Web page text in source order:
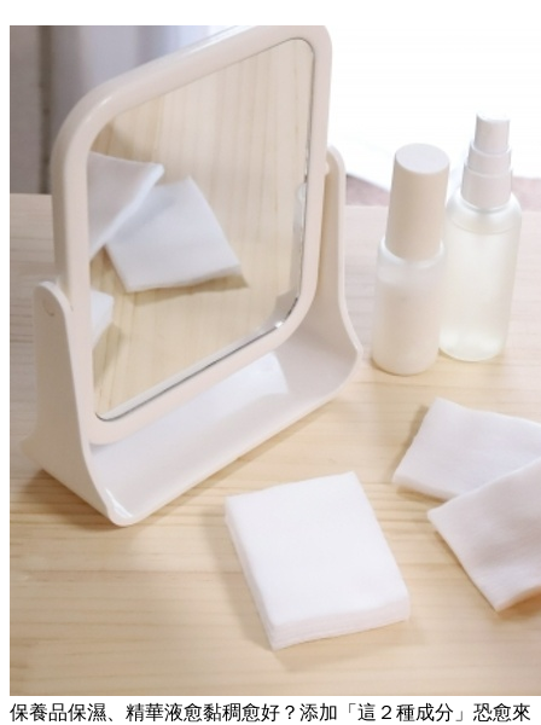
保養品保濕、精華液愈黏稠愈好？添加「這２種成分」恐愈來